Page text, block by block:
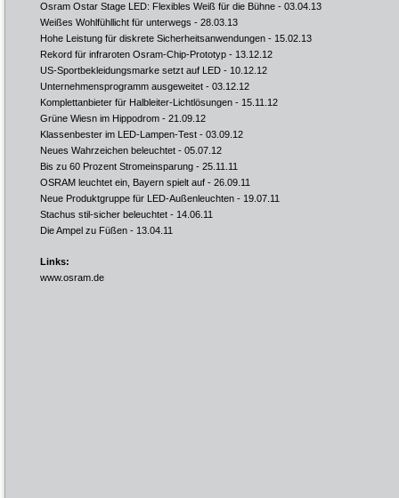
Osram Ostar Stage LED: Flexibles Weiß für die Bühne - 03.04.13
Weißes Wohlfühllicht für unterwegs - 28.03.13
Hohe Leistung für diskrete Sicherheitsanwendungen - 15.02.13
Rekord für infraroten Osram-Chip-Prototyp - 13.12.12
US-Sportbekleidungsmarke setzt auf LED - 10.12.12
Unternehmensprogramm ausgeweitet - 03.12.12
Komplettanbieter für Halbleiter-Lichtlösungen - 15.11.12
Grüne Wiesn im Hippodrom - 21.09.12
Klassenbester im LED-Lampen-Test - 03.09.12
Neues Wahrzeichen beleuchtet - 05.07.12
Bis zu 60 Prozent Stromeinsparung - 25.11.11
OSRAM leuchtet ein, Bayern spielt auf - 26.09.11
Neue Produktgruppe für LED-Außenleuchten - 19.07.11
Stachus stil-sicher beleuchtet - 14.06.11
Die Ampel zu Füßen - 13.04.11
Links:
www.osram.de